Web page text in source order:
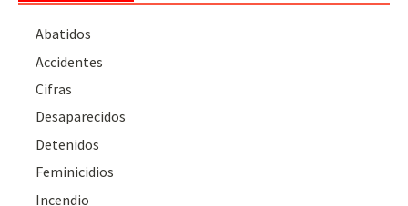
Abatidos
Accidentes
Cifras
Desaparecidos
Detenidos
Feminicidios
Incendio